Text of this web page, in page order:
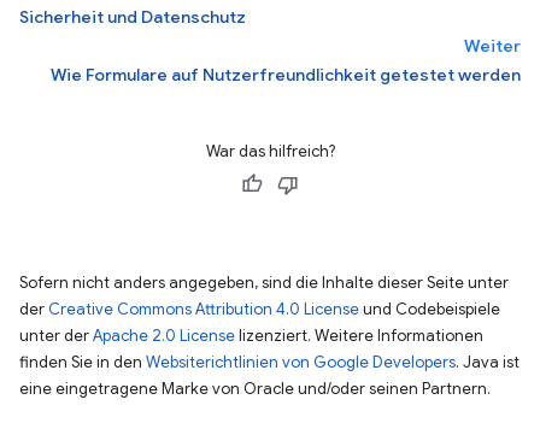
Sicherheit und Datenschutz
Weiter
Wie Formulare auf Nutzerfreundlichkeit getestet werden
War das hilfreich?
Sofern nicht anders angegeben, sind die Inhalte dieser Seite unter
der Creative Commons Attribution 4.0 Licenseund Codebeispiele
unter derApache 2.0 Licenselizenziert. Weitere Informationen
finden Sie in den Websiterichtlinien von Google Developers. Java ist
eine eingetragene Marke von Oracle und/oder seinen Partnern.